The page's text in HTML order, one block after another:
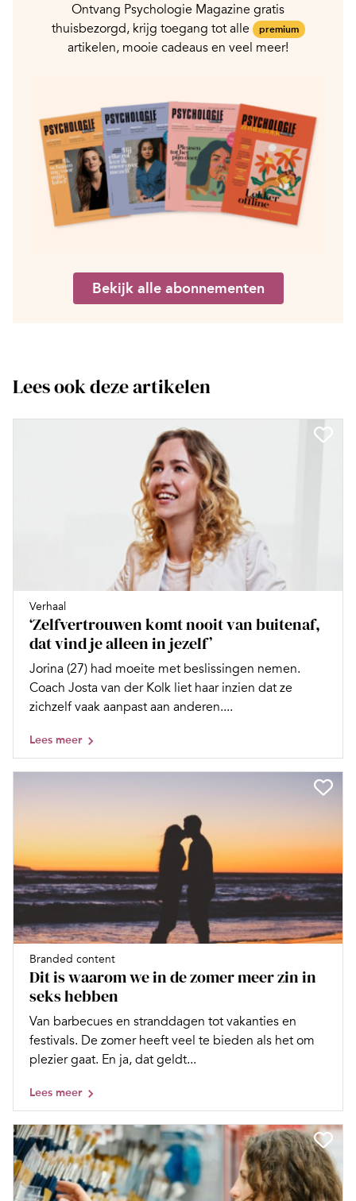
Ontvang Psychologie Magazine gratis
thuisbezorgd, krijg toegang tot alle
premium
artikelen, mooie cadeaus en veel meer!
Bekijk alle abonnementen
Lees ook deze artikelen
Verhaal
‘Zelfvertrouwen komt nooit van buitenaf,
dat vind je alleen in jezelf’
Jorina (27) had moeite met beslissingen nemen.
Coach Josta van der Kolk liet haar inzien dat ze
zichzelf vaak aanpast aan anderen....
Lees meer
Branded content
Dit is waarom we in de zomer meer zin in
seks hebben
Van barbecues en stranddagen tot vakanties en
festivals. De zomer heeft veel te bieden als het om
plezier gaat. En ja, dat geldt...
Lees meer